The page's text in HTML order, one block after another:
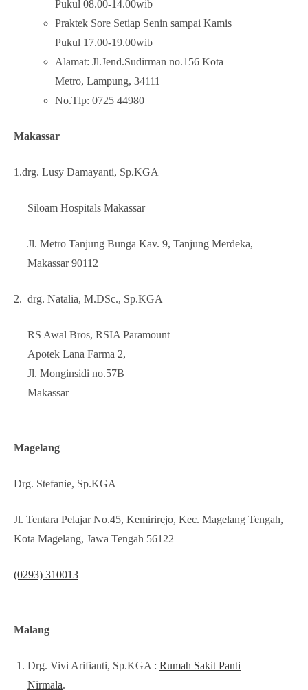
Pukul 08.00-14.00wib
Praktek Sore Setiap Senin sampai Kamis
Pukul 17.00-19.00wib
Alamat: Jl.Jend.Sudirman no.156 Kota
Metro, Lampung, 34111
No.Tlp: 0725 44980
Makassar
1.drg. Lusy Damayanti, Sp.KGA
Siloam Hospitals Makassar
Jl. Metro Tanjung Bunga Kav. 9, Tanjung Merdeka,
Makassar 90112
2. drg. Natalia, M.DSc., Sp.KGA
RS Awal Bros, RSIA Paramount
Apotek Lana Farma 2,
Jl. Monginsidi no.57B
Makassar
Magelang
Drg. Stefanie, Sp.KGA
Jl. Tentara Pelajar No.45, Kemirirejo, Kec. Magelang Tengah,
Kota Magelang, Jawa Tengah 56122
(0293) 310013
Malang
Drg. Vivi Arifianti, Sp.KGA : Rumah Sakit Panti
Nirmala.